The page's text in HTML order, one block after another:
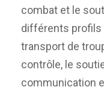
combat et le
différents profils
transport de
contrôle, le
communication